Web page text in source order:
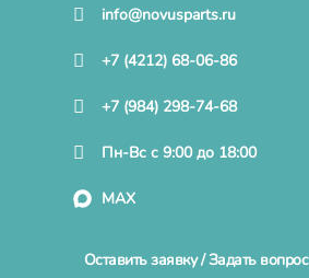
info@novusparts.ru
+7 (4212) 68-06-86
+7 (984) 298-74-68
Пн-Вс с 9:00 до 18:00
MAX
Оставить заявку / Задать вопрос